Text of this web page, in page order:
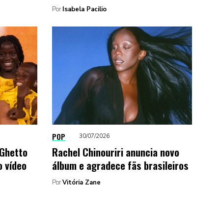
Por Isabela Pacilio
vídeo
POP 30/07/2026
Rachel Chinouriri anuncia novo
álbum e agradece fãs brasileiros
PorVitória Zane